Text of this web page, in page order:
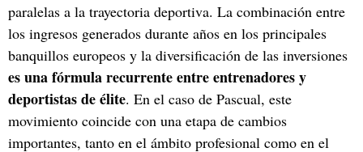
paralelas a la trayectoria deportiva. La combinación entre
los ingresos generados durante años en los principales
banquillos europeos y la diversificación de las inversiones
es una fórmula recurrente entre entrenadores y
deportistas de élite. En el caso de Pascual, este
movimiento coincide con una etapa de cambios
importantes, tanto en el ámbito profesional como en el